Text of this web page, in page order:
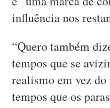
influência nos
“Quero também
tempos que se
realismo em vez
tempos que os